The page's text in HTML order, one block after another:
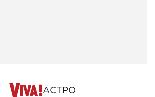
АСТРО